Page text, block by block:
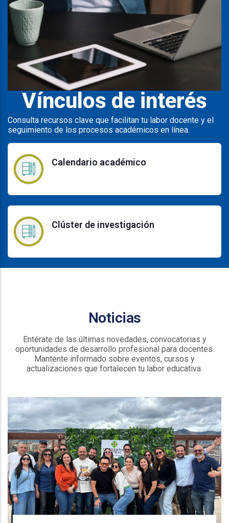
Vínculos de interés
Consulta recursos clave que facilitan tu labor docente y el
seguimiento de los procesos académicos en línea.
Calendario académico
Clúster de investigación
Noticias
Entérate de las últimas novedades, convocatorias y
oportunidades de desarrollo profesional para docentes.
Mantente informado sobre eventos, cursos y
actualizaciones que fortalecen tu labor educativa.